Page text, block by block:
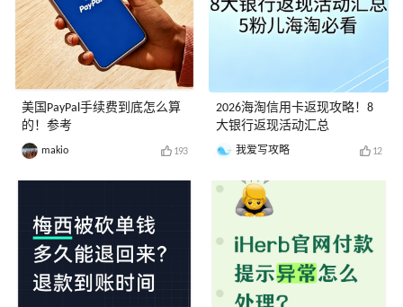
美国PayPal手续费到底怎么算
的！参考
makio 193
2026海淘信用卡返现攻略！8
大银行返现活动汇总
我爱写攻略 12